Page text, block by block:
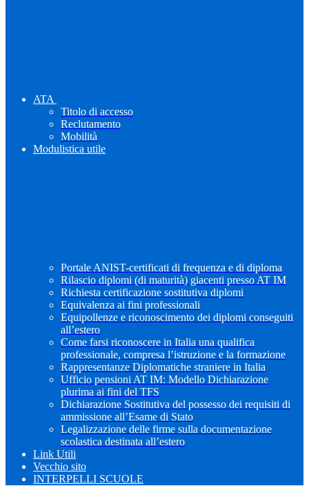
ATA
Titolo di accesso
Reclutamento
Mobilità
Modulistica utile
Portale ANIST-certificati di frequenza e di diploma
Rilascio diplomi (di maturità) giacenti presso AT IM
Richiesta certificazione sostitutiva diplomi
Equivalenza ai fini professionali
Equipollenze e riconoscimento dei diplomi conseguiti
all’estero
Come farsi riconoscere in Italia una qualifica
professionale, compresa l’istruzione e la formazione
Rappresentanze Diplomatiche straniere in Italia
Ufficio pensioni AT IM: Modello Dichiarazione
plurima ai fini del TFS
Dichiarazione Sostitutiva del possesso dei requisiti di
ammissione all’Esame di Stato
Legalizzazione delle firme sulla documentazione
scolastica destinata all’estero
Link Utili
Vecchio sito
INTERPELLI SCUOLE